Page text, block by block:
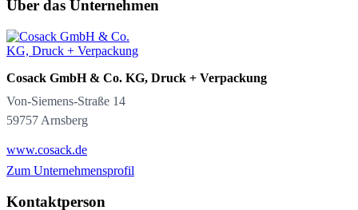
Über das Unternehmen
Cosack GmbH & Co. KG, Druck + Verpackung
Von-Siemens-Straße 14
59757 Arnsberg
www.cosack.de
Zum Unternehmensprofil
Kontaktperson